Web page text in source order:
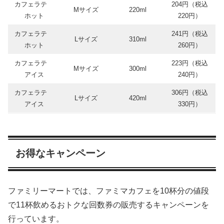
カフェラテ
ホット
Mサイズ 220ml
204円（税込
220円）
カフェラテ
ホット
Lサイズ 310ml
241円（税込
260円）
カフェラテ
アイス
Mサイズ 300ml
223円（税込
240円）
カフェラテ
アイス
Lサイズ 420ml
306円（税込
330円）
お得なキャンペーン
ファミリーマートでは、ファミマカフェを10杯分の値段
で11杯飲めるおトクな回数券の販売するキャンペーンを
行っています。